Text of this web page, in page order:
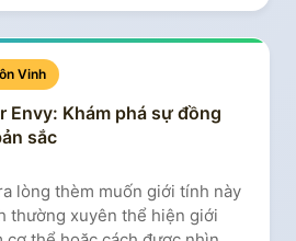
Vinh
Envy: Khám phá sự đồng
sắc
lòng thèm muốn giới tính này
thường xuyên thể hiện giới